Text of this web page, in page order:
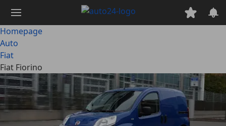
naar
hoofdinhoud
Homepage
Auto
Fiat
Fiat Fiorino